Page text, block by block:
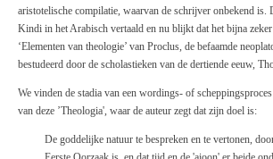
aristotelische compilatie, waarvan de schrijver onbekend
Kindi in het Arabisch vertaald en nu blijkt dat het bijna
‘Elementen van theologie’ van Proclus, de befaamde
bestudeerd door de scholastieken van de dertiende eeuw,
We vinden de stadia van een wordings- of
van deze ’Theologia', waar de auteur zegt dat zijn doel is:
De goddelijke natuur te bespreken en te vertonen,